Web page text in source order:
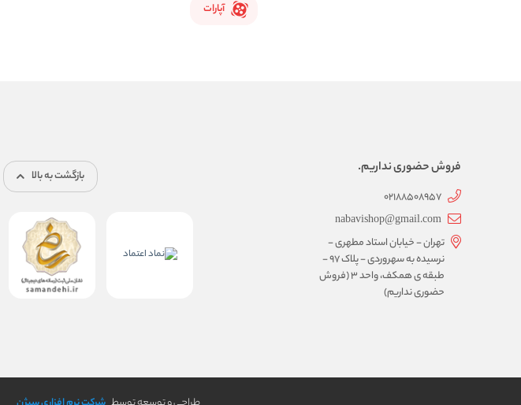
آپارات
فروش حضوری نداریم.
02188508957
nabavishop@gmail.com
تهران - خیابان استاد مطهری -
نرسیده به سهروردی - پلاک 97 -
طبقه ی همکف، واحد 3 (فروش
حضوری نداریم)
بازگشت به بالا